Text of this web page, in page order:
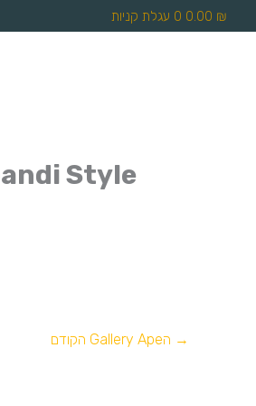
0.00 ₪
0 עגלת קניות
Style
→ הGallery Ape הקודם